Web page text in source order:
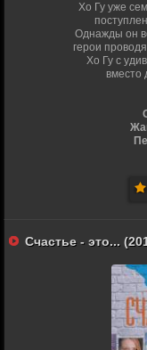
Хо Гу уже
Однажды он
герои
Хо Гу с
вместо
Счастье - это...